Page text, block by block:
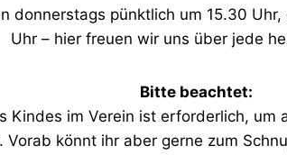
donnerstags pünktlich um 15.30
Uhr – hier freuen wir uns über jede
Bitte beachtet:
Kindes im Verein ist erforderlich, um
Vorab könnt ihr aber gerne zum